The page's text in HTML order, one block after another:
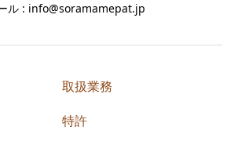
ル : info@soramamepat.jp
取扱業務
特許